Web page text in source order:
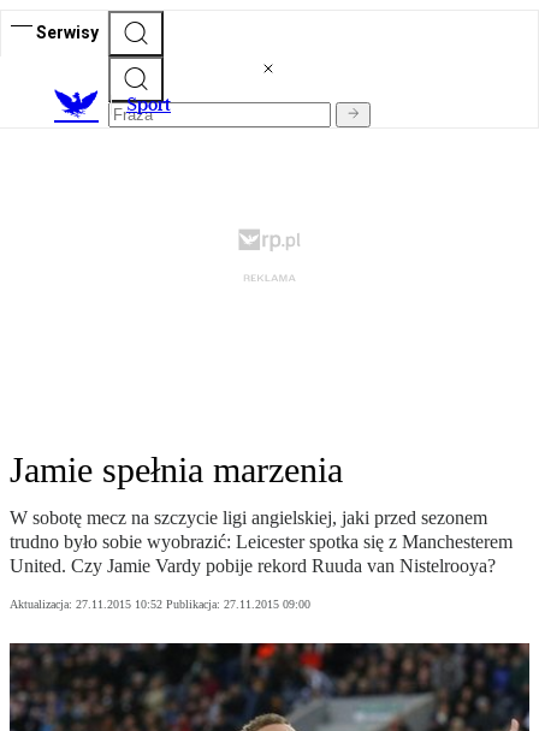
Serwisy
Sport
Jamie spełnia marzenia
W sobotę mecz na szczycie ligi angielskiej, jaki przed sezonem
trudno było sobie wyobrazić: Leicester spotka się z Manchesterem
United. Czy Jamie Vardy pobije rekord Ruuda van Nistelrooya?
Aktualizacja: 27.11.2015 10:52 Publikacja: 27.11.2015 09:00